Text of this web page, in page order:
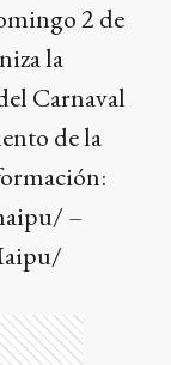
2 de
la
Carnaval
de la
–